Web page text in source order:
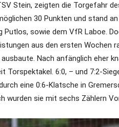
Stein, zeigten die Torgefahr
30 Punkten und stand
sowie dem VfR Laboe.
aus den ersten Wochen
Nach anfänglich eher
Torspektakel. 6:0, – und 7:2-
eine 0:6-Klatsche in
wurden sie mit sechs Zählern